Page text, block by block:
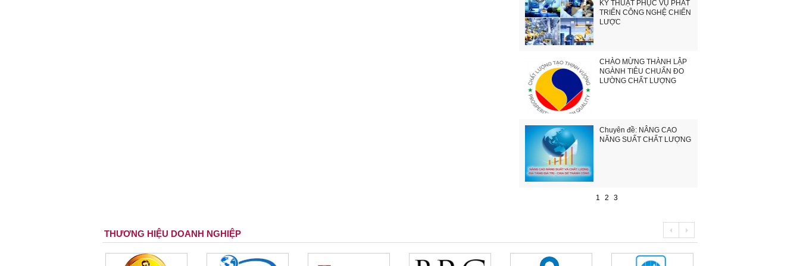
KỸ THUẬT PHỤC VỤ PHÁT
TRIỂN CÔNG NGHỆ CHIẾN
LƯỢC
CHÀO MỪNG THÀNH LẬP
NGÀNH TIÊU CHUẨN ĐO
LƯỜNG CHẤT LƯỢNG
Chuyên đề: NÂNG CAO
NĂNG SUẤT CHẤT LƯỢNG
1 2 3
THƯƠNG HIỆU DOANH NGHIỆP